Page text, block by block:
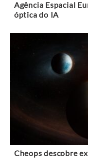
Agência Espacial
óptica do IA
Cheops descobre